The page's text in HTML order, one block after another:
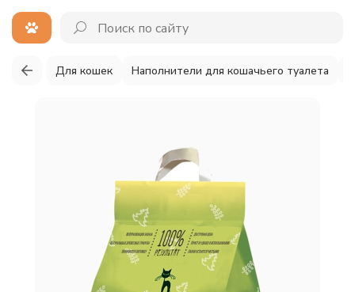
Для кошек Наполнители для кошачьего туалета